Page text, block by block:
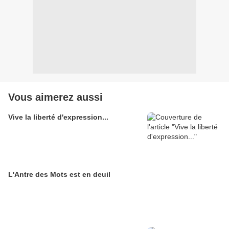
Vous aimerez aussi
Vive la liberté d'expression...
L'Antre des Mots est en deuil